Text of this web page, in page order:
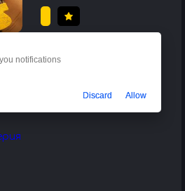
HD
Multfilmlar
notifications
Discard Allow